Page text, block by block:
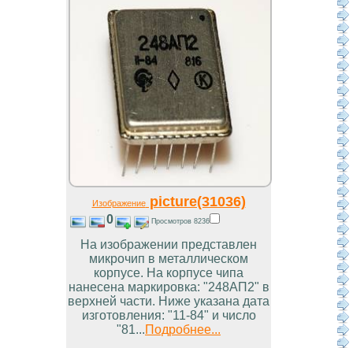
Изображениеpicture(31036)
0 Просмотров 8236
На изображении представлен
микрочип в металлическом
корпусе. На корпусе чипа
нанесена маркировка: "248АП2" в
верхней части. Ниже указана дата
изготовления: "11-84" и число
"81...Подробнее...